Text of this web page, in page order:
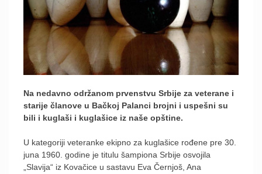
Na nedavno održanom prvenstvu Srbije za veterane i
starije članove u Bačkoj Palanci brojni i uspešni su
bili i kuglaši i kuglašice iz naše opštine.
U kategoriji veteranke ekipno za kuglašice rođene pre 30.
juna 1960. godine je titulu šampiona Srbije osvojila
„Slavija“ iz Kovačice u sastavu Eva Černjoš, Ana